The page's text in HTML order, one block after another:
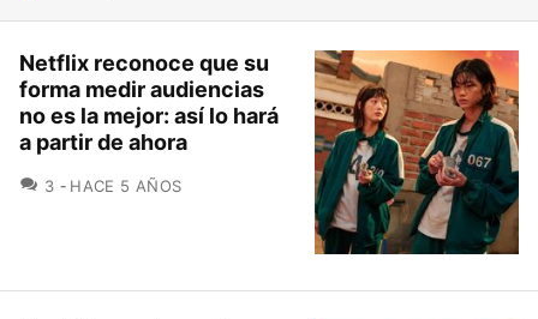
Netflix reconoce que su
forma medir audiencias
no es la mejor: así lo hará
a partir de ahora
3 COMENTARIOS
HACE 5 AÑOS